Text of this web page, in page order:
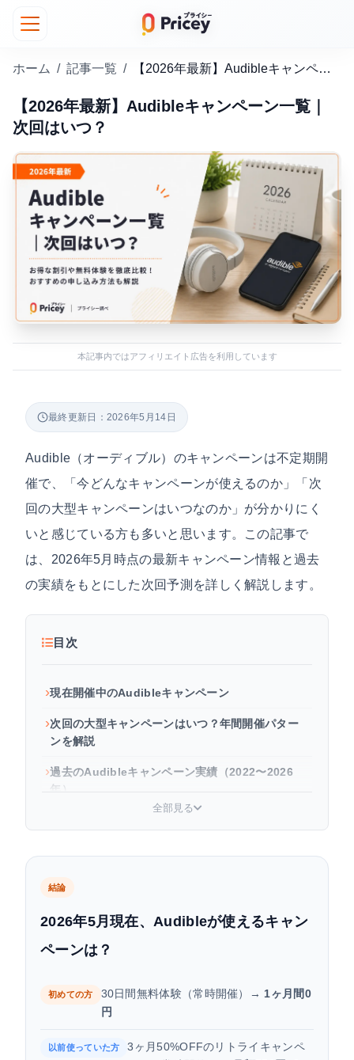
ホーム / 記事一覧 / 【2026年最新】Audibleキャンペーン一覧｜次回はいつ？
【2026年最新】Audibleキャンペーン一覧｜
次回はいつ？
本記事内ではアフィリエイト広告を利用しています
最終更新日：2026年5月14日
Audible（オーディブル）のキャンペーンは不定期開
催で、「今どんなキャンペーンが使えるのか」「次
回の大型キャンペーンはいつなのか」が分かりにく
いと感じている方も多いと思います。この記事で
は、2026年5月時点の最新キャンペーン情報と過去
の実績をもとにした次回予測を詳しく解説します。
目次
現在開催中のAudibleキャンペーン
次回の大型キャンペーンはいつ？年間開催パター
ンを解説
過去のAudibleキャンペーン実績（2022〜2026
年）
キャンペーンが適用されない原因と対処法
よくある質問
全部見る
結論
2026年5月現在、Audibleが使えるキャン
ペーンは？
初めての方 30日間無料体験（常時開催）→ 1ヶ月間0
円
以前使っていた方
3ヶ月50%OFFのリトライキャンペ